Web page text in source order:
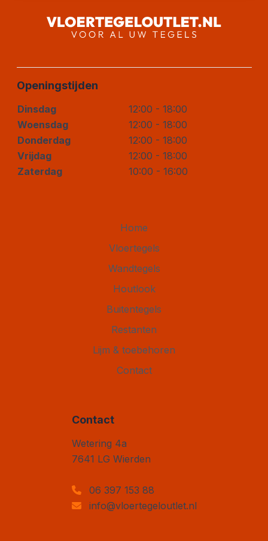
Openingstijden
Dinsdag
12:00 - 18:00
Woensdag
12:00 - 18:00
Donderdag
12:00 - 18:00
Vrijdag
12:00 - 18:00
Zaterdag
10:00 - 16:00
Home
Vloertegels
Wandtegels
Houtlook
Buitentegels
Restanten
Lijm & toebehoren
Contact
Contact
Vloertegel Outlet
Wetering 4a
7641 LG Wierden
06 397 153 88
info@vloertegeloutlet.nl